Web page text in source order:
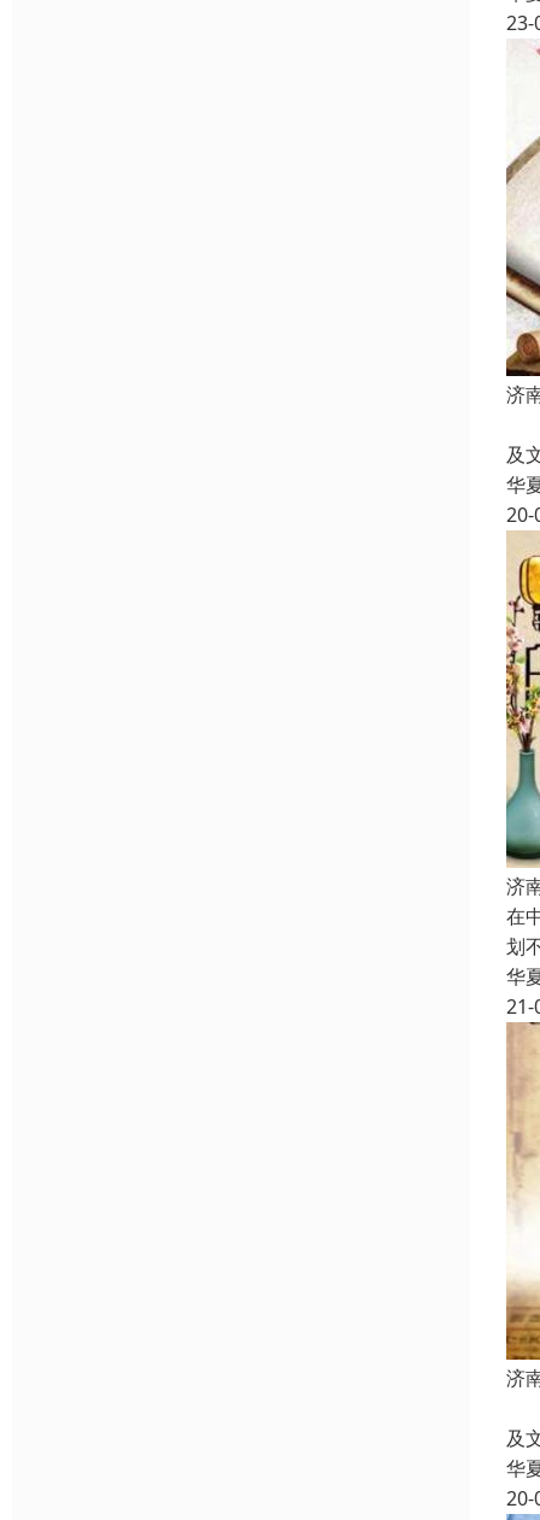
23-
济
及
华
20-
济
在
划
华
21-
济
及
华
20-